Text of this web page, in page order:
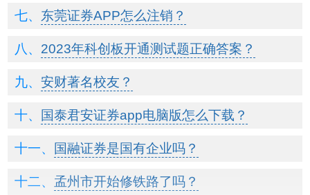
东莞证券APP怎么注销？
2023年科创板开通测试题正确答案？
安财著名校友？
国泰君安证券app电脑版怎么下载？
国融证券是国有企业吗？
孟州市开始修铁路了吗？